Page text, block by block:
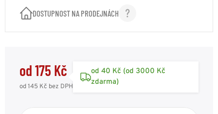
DOSTUPNOST NA PRODEJNÁCH
od 175 Kč
od 145 Kč bez DPH
od 40 Kč (od 3000 Kč
zdarma)